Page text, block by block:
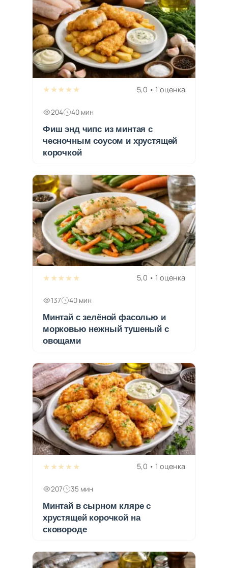
★★★★★ 5,0 • 1 оценка
204 40 мин
Фиш энд чипс из минтая с
чесночным соусом и хрустящей
корочкой
★★★★★ 5,0 • 1 оценка
137 40 мин
Минтай с зелёной фасолью и
морковью нежный тушеный с
овощами
★★★★★ 5,0 • 1 оценка
207 35 мин
Минтай в сырном кляре с
хрустящей корочкой на
сковороде